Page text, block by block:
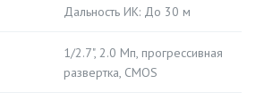
Дальность ИК: До 30 м
1/2.7", 2.0 Мп, прогрессивная
развертка, CMOS